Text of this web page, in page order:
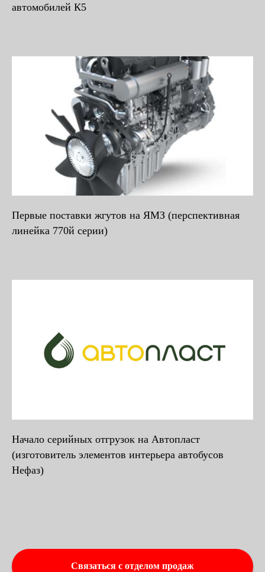
автомобилей К5
Первые поставки жгутов на ЯМЗ (перспективная
линейка 770й серии)
Начало серийных отгрузок на Автопласт
(изготовитель элементов интерьера автобусов
Нефаз)
Связаться с отделом продаж